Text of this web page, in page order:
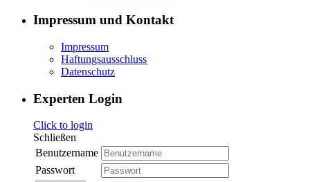
Impressum und Kontakt
Impressum
Haftungsausschluss
Datenschutz
Experten Login
Click to login
Schließen
Benutzername
Passwort